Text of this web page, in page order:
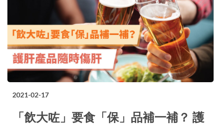
2021-02-17
「飲大咗」要食「保」品補一補？ 護